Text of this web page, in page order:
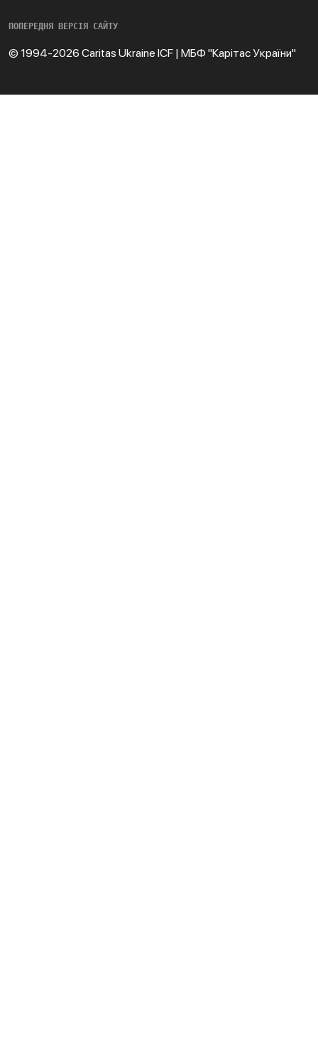
ПОПЕРЕДНЯ ВЕРСІЯ САЙТУ
© 1994-2026 Caritas Ukraine ICF | МБФ "Карітас України"